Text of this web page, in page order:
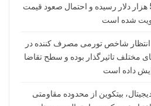
کوین به بالای 51 هزار دلار رسیده و احتمال صعود قیمت
شده است
شاخص تورمی مصرف کننده در
مختلف تاثیرگذار بوده و سطح تقاضا
داده است
بیتکوین از محدوده مقاومتی